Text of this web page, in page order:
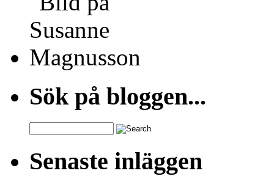
Sök på bloggen...
for:
Senaste inläggen